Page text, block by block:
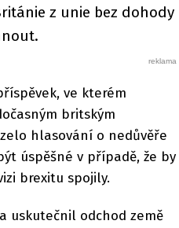
z unie bez dohody
ve kterém
britským
hlasování o nedůvěře
úspěšné v případě, že by
brexitu spojily.
uskutečnil odchod země